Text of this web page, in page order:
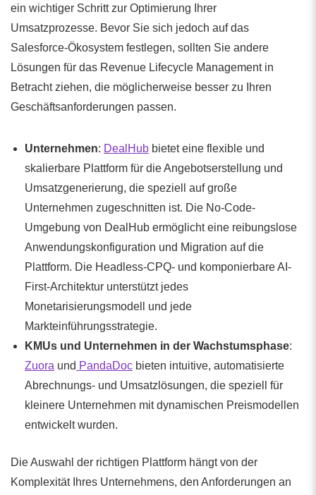
ein wichtiger Schritt zur Optimierung Ihrer
Umsatzprozesse. Bevor Sie sich jedoch auf das
Salesforce-Ökosystem festlegen, sollten Sie andere
Lösungen für das Revenue Lifecycle Management in
Betracht ziehen, die möglicherweise besser zu Ihren
Geschäftsanforderungen passen.
Unternehmen: DealHub bietet eine flexible und
skalierbare Plattform für die Angebotserstellung und
Umsatzgenerierung, die speziell auf große
Unternehmen zugeschnitten ist. Die No-Code-
Umgebung von DealHub ermöglicht eine reibungslose
Anwendungskonfiguration und Migration auf die
Plattform. Die Headless-CPQ- und komponierbare AI-
First-Architektur unterstützt jedes
Monetarisierungsmodell und jede
Markteinführungsstrategie.
KMUs und Unternehmen in der Wachstumsphase:
Zuora und PandaDoc bieten intuitive, automatisierte
Abrechnungs- und Umsatzlösungen, die speziell für
kleinere Unternehmen mit dynamischen Preismodellen
entwickelt wurden.
Die Auswahl der richtigen Plattform hängt von der
Komplexität Ihres Unternehmens, den Anforderungen an